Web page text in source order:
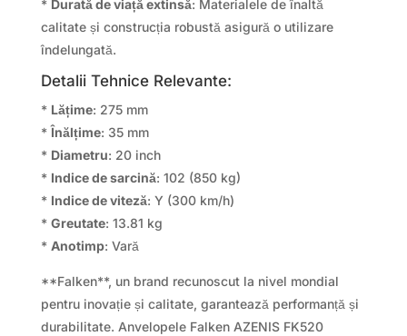
* Durată de viață extinsă: Materialele de înaltă
calitate și construcția robustă asigură o utilizare
îndelungată.
Detalii Tehnice Relevante:
* Lățime: 275 mm
*Înălțime: 35 mm
* Diametru: 20 inch
* Indice de sarcină: 102 (850 kg)
* Indice de viteză: Y (300 km/h)
* Greutate: 13.81 kg
* Anotimp: Vară
**Falken**, un brand recunoscut la nivel mondial
pentru inovație și calitate, garantează performanță și
durabilitate. Anvelopele Falken AZENIS FK520